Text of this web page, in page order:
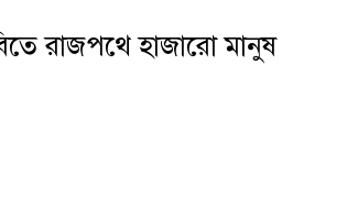
রাজপথে হাজারো মানুষ